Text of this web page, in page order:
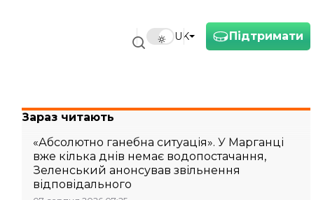
Підтримати
UK
Зараз читають
«Абсолютно ганебна ситуація». У Марганці
вже кілька днів немає водопостачання,
Зеленський анонсував звільнення
відповідального